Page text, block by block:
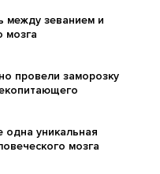
между зеванием и
мозга
провели заморозку
уникальная
мозга